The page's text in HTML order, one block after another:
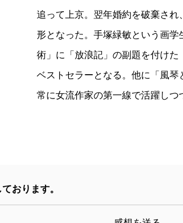
追って上京。翌年婚約を破棄さ
形となった。手塚緑敏という画
術」に「放浪記」の副題を付け
ベストセラーとなる。他に「風琴
常に女流作家の第一線で活躍しつ
おります。